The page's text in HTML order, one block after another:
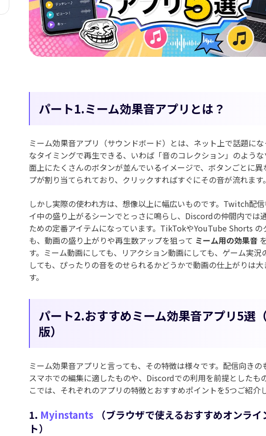
パート1.ミーム効果音アプリとは？
ミーム効果音アプリ（サウンドボード）とは、ネット上で話題に
なタイミングで再生できる、いわば「音のコレクション」のよう
面上にたくさんのボタンが並んでいるイメージで、ボタンごとに異
プが割り当てられており、クリックすればすぐにその音が流れます。
しかし実際の使われ方は、想像以上に幅広いものです。Twitch配
イ中の盛り上がるシーンでとっさに鳴らし、Discordの仲間内では
ための定番アイテムになっています。TikTokやYouTube Shorts の
も、動画の盛り上がりや再生数アップを狙って ミーム用の効果音
す。ミーム動画にしても、リアクション動画にしても、ゲーム実況
しても、ぴったりの音をのせられるかどうかで動画の仕上がりは
す。
パート2.おすすめミーム効果音アプリ5選
版）
ミーム効果音アプリと言っても、その特徴は様々です。配信向きの
スマホでの編集に適したものや、Discordでの利用を前提としたも
こでは、それぞれのアプリの特徴とおすすめポイントを5つご紹介し
1. Myinstants
（ブラウザで使えるおすすめオンラ
ト）